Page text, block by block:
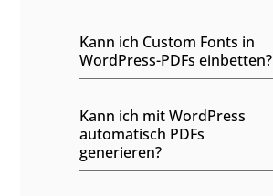
Kann ich Custom Fonts in
WordPress-PDFs einbetten?
Kann ich mit WordPress
automatisch PDFs
generieren?